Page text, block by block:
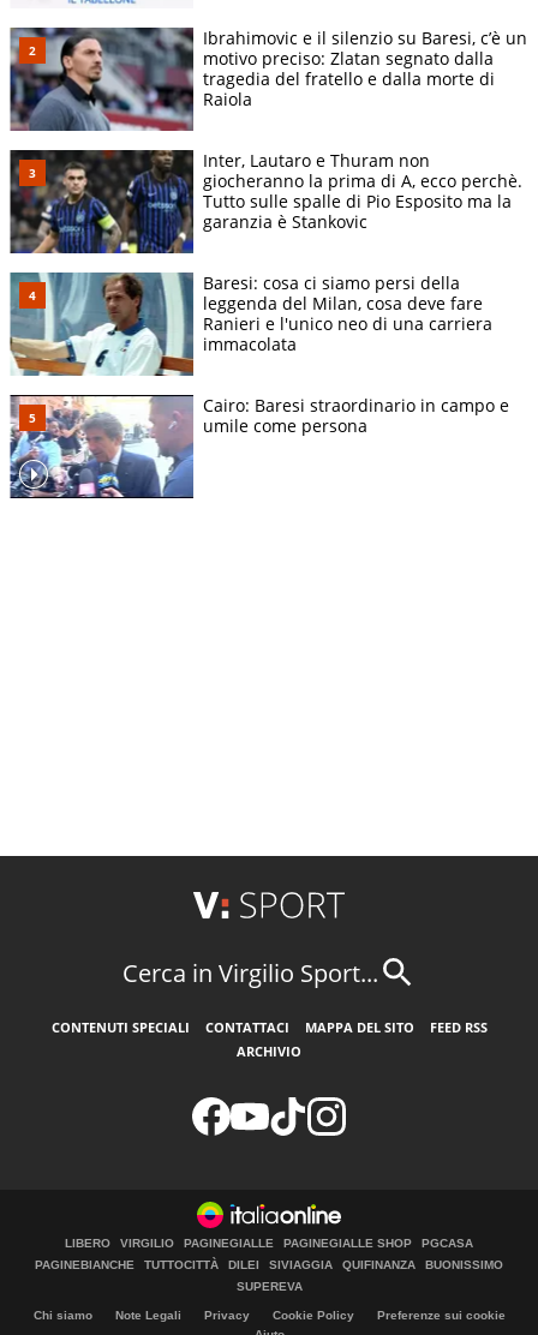
Ibrahimovic e il silenzio su Baresi, c’è un
motivo preciso: Zlatan segnato dalla
tragedia del fratello e dalla morte di
Raiola
Inter, Lautaro e Thuram non
giocheranno la prima di A, ecco perchè.
Tutto sulle spalle di Pio Esposito ma la
garanzia è Stankovic
Baresi: cosa ci siamo persi della
leggenda del Milan, cosa deve fare
Ranieri e l'unico neo di una carriera
immacolata
Cairo: Baresi straordinario in campo e
umile come persona
Cerca in Virgilio Sport...
CONTENUTI SPECIALI CONTATTACI MAPPA DEL SITO
FEED RSS
ARCHIVIO
LIBERO VIRGILIO PAGINEGIALLE PAGINEGIALLE SHOP
PGCASA
PAGINEBIANCHE
TUTTOCITTÀ DILEI SIVIAGGIA QUIFINANZA
BUONISSIMO
SUPEREVA
Chi siamo Note Legali Privacy Cookie Policy
Preferenze sui cookie